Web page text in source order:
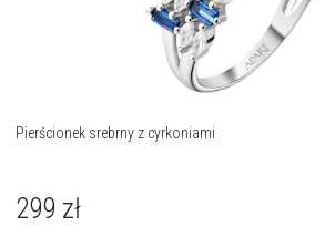
Pierścionek srebrny z cyrkoniami
299 zł